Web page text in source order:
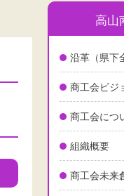
高山
沿革（県下
商工会ビジ
商工会につ
組織概要
商工会未来